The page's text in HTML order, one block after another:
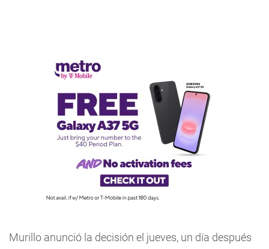
Murillo anunció la decisión el jueves, un día después